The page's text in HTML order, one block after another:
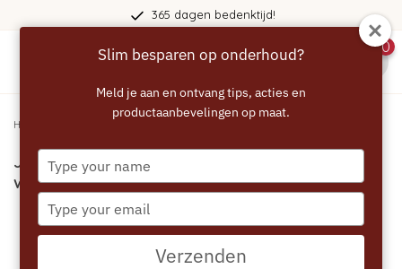
365 dagen bedenktijd!
0
Home
JURA Claris Smart+ Filterpatronen – 4-pack
waterfilters
Slim besparen op onderhoud?
Meld je aan en ontvang tips, acties en
productaanbevelingen op maat.
Type
your
name
Type
your
email
Verzenden